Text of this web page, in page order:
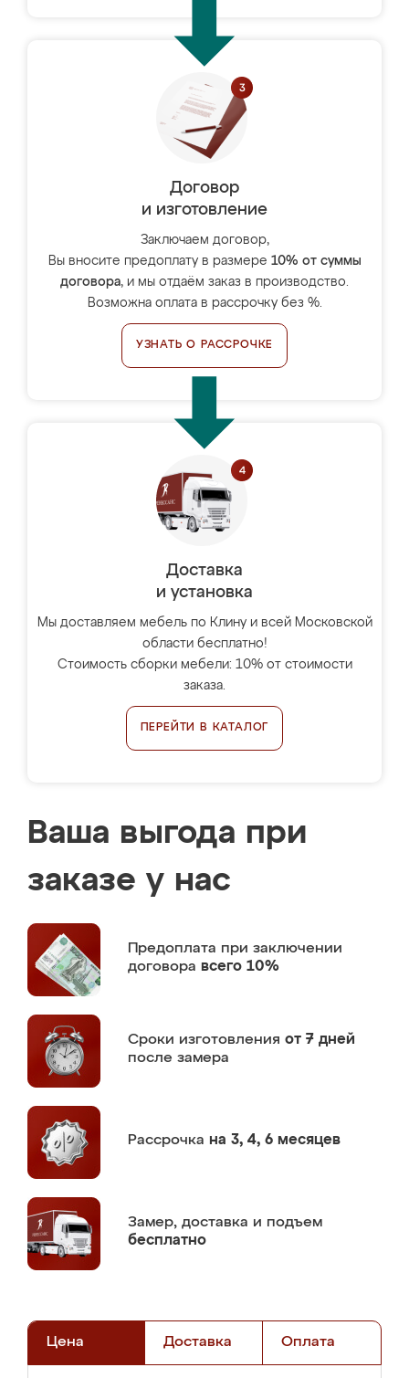
Договор
и изготовление
Заключаем договор,
Вы вносите предоплату в размере 10% от суммы
договора, и мы отдаём заказ в производство.
Возможна оплата в рассрочку без %.
УЗНАТЬ О РАССРОЧКЕ
Доставка
и установка
Мы доставляем мебель по Клину и всей Московской
области бесплатно!
Стоимость сборки мебели: 10% от стоимости
заказа.
ПЕРЕЙТИ В КАТАЛОГ
Ваша выгода при
заказе у нас
Предоплата при заключении
договора всего 10%
Сроки изготовления от 7 дней
после замера
Рассрочка на 3, 4, 6 месяцев
Замер, доставка и подъем
бесплатно
Цена Доставка Оплата